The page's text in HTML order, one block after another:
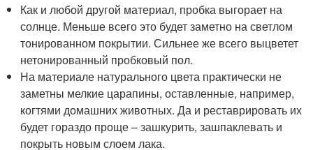
Как и любой другой материал, пробка выгорает на
солнце. Меньше всего это будет заметно на светлом
тонированном покрытии. Сильнее же всего выцветет
нетонированный пробковый пол.
На материале натурального цвета практически не
заметны мелкие царапины, оставленные, например,
когтями домашних животных. Да и реставрировать их
будет гораздо проще – зашкурить, зашпаклевать и
покрыть новым слоем лака.